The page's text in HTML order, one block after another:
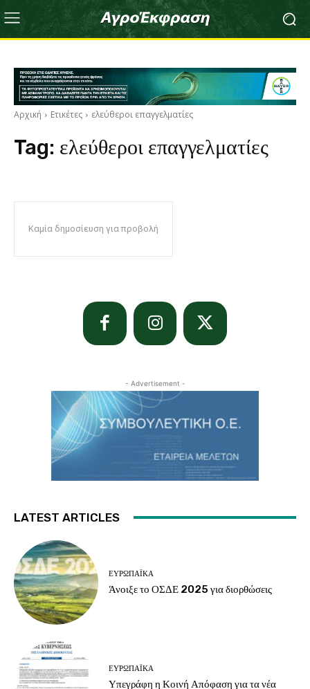
Αρχική Ετικέτες ελεύθεροι επαγγελματίες
Tag: ελεύθεροι επαγγελματίες
Καμία δημοσίευση για προβολή
- Advertisement -
LATEST ARTICLES
ΕΥΡΩΠΑΪΚΆ
Άνοιξε το ΟΣΔΕ 2025 για διορθώσεις
ΕΥΡΩΠΑΪΚΆ
Υπεγράφη η Κοινή Απόφαση για τα νέα